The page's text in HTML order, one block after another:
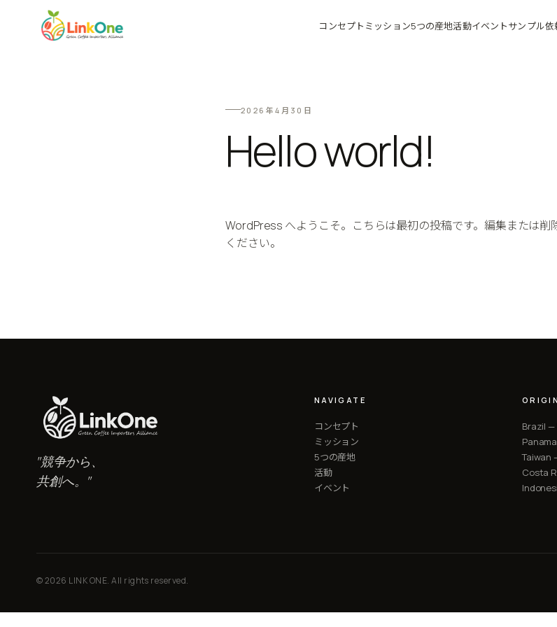
コンセプト ミッション5つの産地活動イベントサンプル依
2026年4月30日
Hello world!
WordPress へようこそ。こちらは最初の投稿です。編集または削
ください。
"競争から、
共創へ。"
NAVIGATE
コンセプト
ミッション
5つの産地
活動
イベント
Brazil —
Taiwan
Costa
© 2026 LINK ONE. All rights reserved.